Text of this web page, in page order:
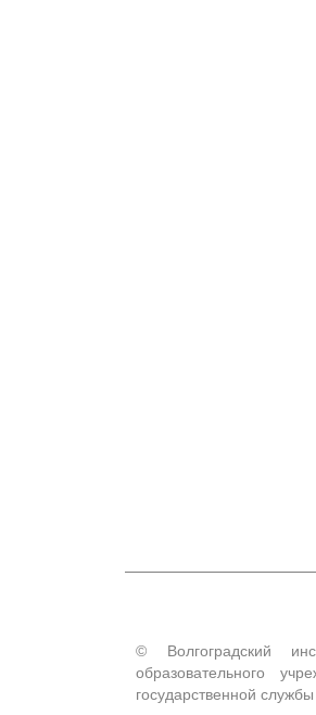
© Волгоградский
образовательного
государственной